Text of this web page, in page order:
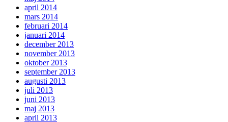
april 2014
mars 2014
februari 2014
januari 2014
december 2013
november 2013
oktober 2013
september 2013
augusti 2013
juli 2013
juni 2013
maj 2013
april 2013